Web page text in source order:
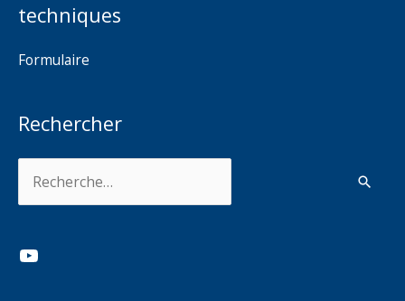
techniques
Formulaire
Rechercher
YouTube